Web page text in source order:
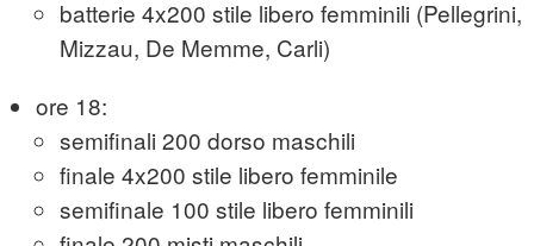
batterie 4x200 stile libero femminili (Pellegrini,
Mizzau, De Memme, Carli)
ore 18:
semifinali 200 dorso maschili
finale 4x200 stile libero femminile
semifinale 100 stile libero femminili